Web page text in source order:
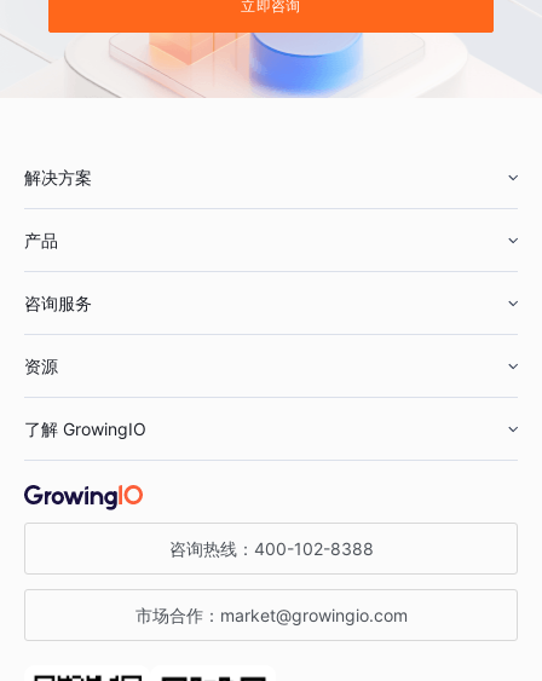
立即咨询
解决方案
鞋服行业
汽车行业
金融行业
产品
智能运营
获客分析
咨询服务
资源
增长公开课
增长博客
了解 GrowingIO
关于 GrowingIO
增长大会
咨询热线： 400-102-8388
市场合作： market@growingio.com